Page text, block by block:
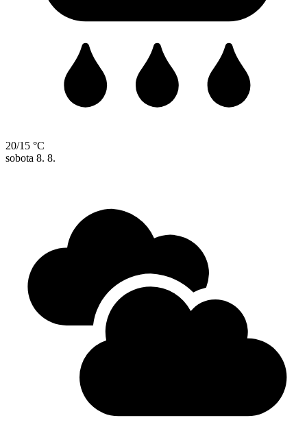
20/15 °C
sobota 8. 8.